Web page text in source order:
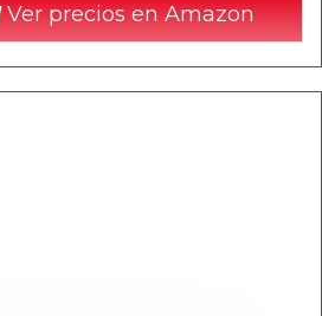
Ver precios en Amazon